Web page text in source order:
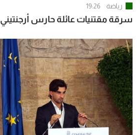
رياضة 19:26
سرقة مقتنيات عائلة حارس أرجنتيني